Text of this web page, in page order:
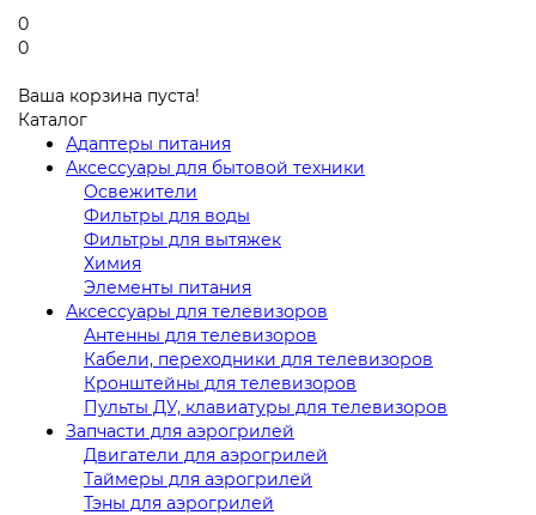
0
0
Ваша корзина пуста!
Каталог
Адаптеры питания
Аксессуары для бытовой техники
Освежители
Фильтры для воды
Фильтры для вытяжек
Химия
Элементы питания
Аксессуары для телевизоров
Антенны для телевизоров
Кабели, переходники для телевизоров
Кронштейны для телевизоров
Пульты ДУ, клавиатуры для телевизоров
Запчасти для аэрогрилей
Двигатели для аэрогрилей
Таймеры для аэрогрилей
Тэны для аэрогрилей